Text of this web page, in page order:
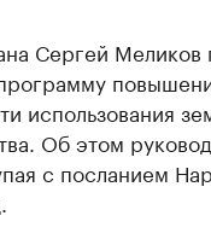
Сергей Меликов
использования
Об этом
с посланием